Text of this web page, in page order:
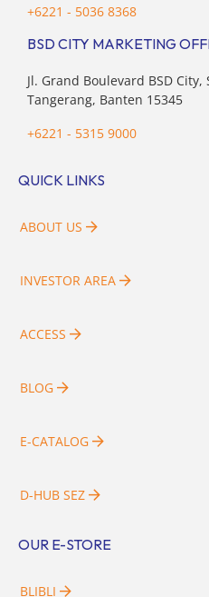
+6221 - 5036 8368
BSD CITY MARKETING
Jl. Grand Boulevard BSD City,
Tangerang, Banten 15345
+6221 - 5315 9000
QUICK LINKS
ABOUT US
INVESTOR AREA
ACCESS
BLOG
E-CATALOG
D-HUB SEZ
OUR E-STORE
BLIBLI